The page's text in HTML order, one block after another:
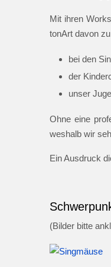
Mit ihren
tonArt davon
bei den
der
unser
Ohne eine
weshalb wir
Ein Ausdruck
(Bilder bitte